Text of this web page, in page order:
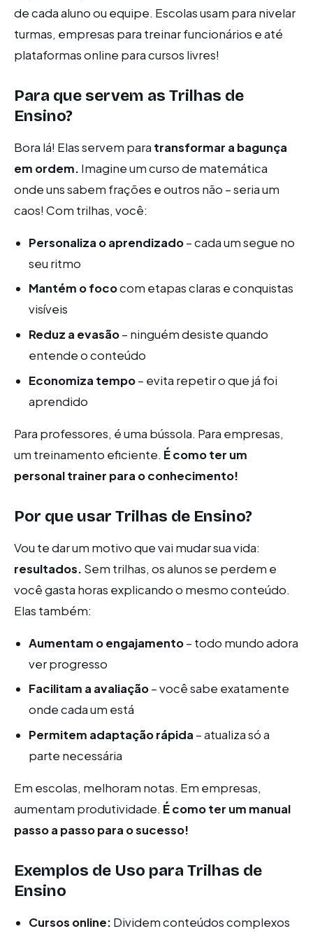
de cada aluno ou equipe. Escolas usam para nivelar
turmas, empresas para treinar funcionários e até
plataformas online para cursos livres!
Para que servem as Trilhas de
Ensino?
Bora lá! Elas servem para transformar a bagunça
em ordem. Imagine um curso de matemática
onde uns sabem frações e outros não – seria um
caos! Com trilhas, você:
Personaliza o aprendizado– cada um segue no
seu ritmo
Mantém o fococom etapas claras e conquistas
visíveis
Reduz a evasão– ninguém desiste quando
entende o conteúdo
Economiza tempo– evita repetir o que já foi
aprendido
Para professores, é uma bússola. Para empresas,
um treinamento eficiente. É como ter um
personal trainer para o conhecimento!
Por que usar Trilhas de Ensino?
Vou te dar um motivo que vai mudar sua vida:
resultados. Sem trilhas, os alunos se perdem e
você gasta horas explicando o mesmo conteúdo.
Elas também:
Aumentam o engajamento– todo mundo adora
ver progresso
Facilitam a avaliação– você sabe exatamente
onde cada um está
Permitem adaptação rápida – atualiza só a
parte necessária
Em escolas, melhoram notas. Em empresas,
aumentam produtividade. É como ter um manual
passo a passo para o sucesso!
Exemplos de Uso para Trilhas de
Ensino
Cursos online: Dividem conteúdos complexos